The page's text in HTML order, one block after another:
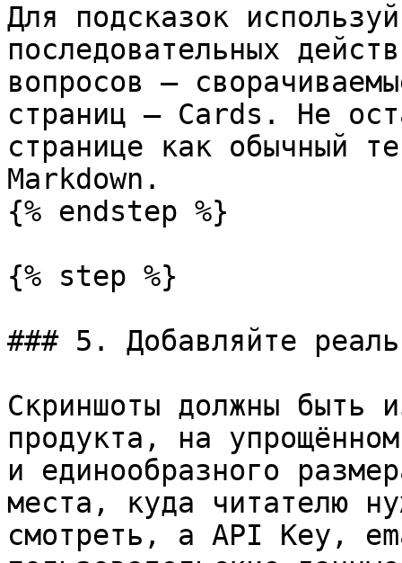
Для подсказок
последовательных
вопросов —
страниц — Cards. Не
странице как обычный
Markdown.
{% endstep %}
{% step %}
### 5. Добавляйте
Скриншоты должны быть
продукта, на
и единообразного
места, куда читателю
смотреть, а API Key,